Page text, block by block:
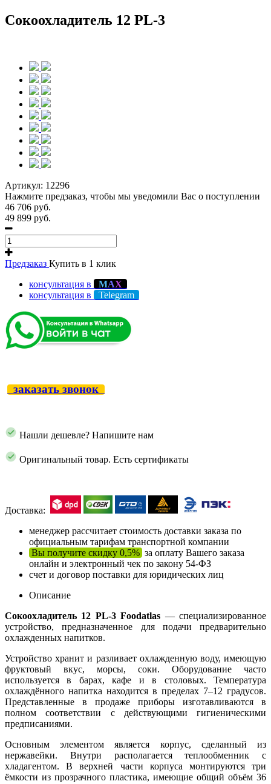
Сокоохладитель 12 PL-3
Артикул: 12296
Нажмите предзаказ, чтобы мы уведомили Вас о поступлении
46 706 руб.
49 899 руб.
Предзаказ Купить в 1 клик
консультация в
МАХ
консультация в Telegram
заказать звонок
Нашли дешевле? Напишите нам
Оригинальный товар. Есть сертификаты
Доставка:
менеджер рассчитает стоимость доставки заказа по
официальным тарифам транспортной компании
Вы получите скидку 0,5% за оплату Вашего заказа
онлайн и электронный чек по закону 54-ФЗ
счет и договор поставки для юридических лиц
Описание
Сокоохладитель 12 PL-3 Foodatlas — специализированное
устройство, предназначенное для подачи предварительно
охлажденных напитков.
Устройство хранит и разливает охлажденную воду, имеющую
фруктовый вкус, морсы, соки. Оборудование часто
используется в барах, кафе и в столовых. Температура
охлаждённого напитка находится в пределах 7–12 градусов.
Представленные в продаже приборы изготавливаются в
полном соответствии с действующими гигиеническими
предписаниями.
Основным элементом является корпус, сделанный из
нержавейки. Внутри располагается теплообменник с
хладагентом. В верхней части корпуса монтируются три
ёмкости из прозрачного пластика, имеющие общий объём 36